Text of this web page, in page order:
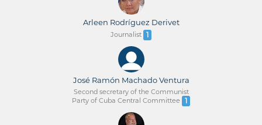
Arleen Rodríguez Derivet
Journalist 1
José Ramón Machado Ventura
Second secretary of the Communist
Party of Cuba Central Committee
1